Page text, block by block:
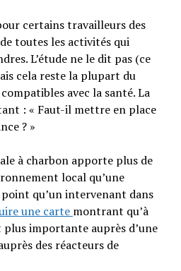
certains travailleurs des
toutes les activités qui
L’étude ne le dit pas (ce
cela reste la plupart du
avec la santé. La
: « Faut-il mettre en place
? »
à charbon apporte plus de
local qu’une
qu’un intervenant dans
une carte montrant qu’à
importante auprès d’une
des réacteurs de